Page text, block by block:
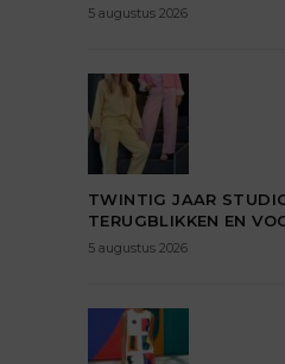
5 augustus 2026
TWINTIG JAAR
TERUGBLIKKEN EN
5 augustus 2026